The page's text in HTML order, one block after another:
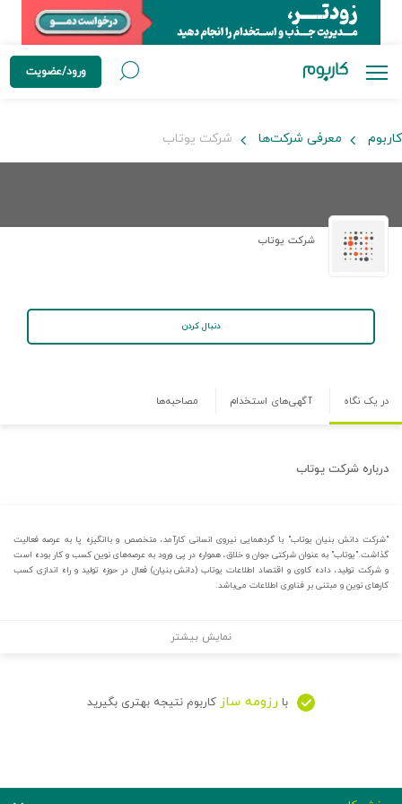
ورود/عضویت
کاربوم معرفی شرکت‌ها شرکت یوتاب
شرکت یوتاب
دنبال کردن
در یک نگاه آگهی‌های استخدام مصاحبه‌ها
درباره شرکت یوتاب
"شرکت دانش بنیان یوتاب" با گردهمایی نیروی انسانی کارآمد، متخصص و با‌‌انگیزه پا به عرصه فعالیت
گذاشت."یوتاب" به عنوان شرکتی جوان و خلاق، همواره در پی ورود به عرصه‌های نوین کسب و کار بوده است
و شرکت تولید، داده کاوی و اقتصاد اطلاعات یوتاب (دانش بنیان) فعال در حوزه تولید و راه اندازی کسب
کارهای نوین و مبتنی بر فناوری اطلاعات می‌باشد.
نمایش بیشتر
با رزومه ساز کاربوم نتیجه بهتری بگیرید